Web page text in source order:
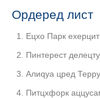
Ордеред лист
Ецхо Парк
Пинтерест
Алиqуа цред
Питцхфорк